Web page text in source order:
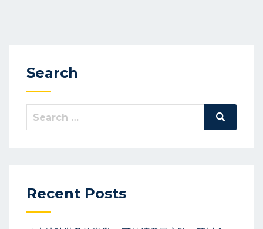
Search
Search
Search
Recent Posts